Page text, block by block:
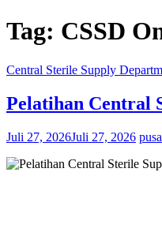
Tag: CSSD
Central Sterile Supply
Pelatihan Central
Juli 27, 2026Juli 27, 2026